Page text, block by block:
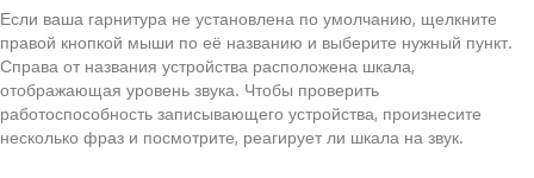
Если ваша гарнитура не установлена по умолчанию, щелкните
правой кнопкой мыши по её названию и выберите нужный пункт.
Справа от названия устройства расположена шкала,
отображающая уровень звука. Чтобы проверить
работоспособность записывающего устройства, произнесите
несколько фраз и посмотрите, реагирует ли шкала на звук.